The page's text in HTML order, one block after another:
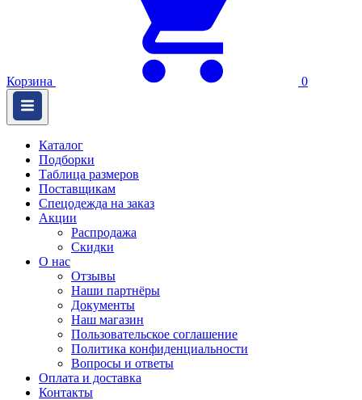
Корзина 0
Каталог
Подборки
Таблица размеров
Поставщикам
Спецодежда на заказ
Акции
Распродажа
Скидки
О нас
Отзывы
Наши партнёры
Документы
Наш магазин
Пользовательское соглашение
Политика конфиденциальности
Вопросы и ответы
Оплата и доставка
Контакты